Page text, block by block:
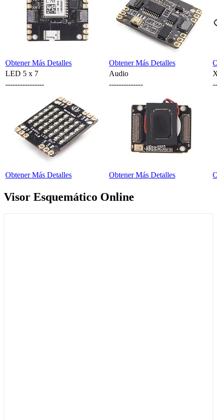
Obtener Más Detalles Obtener Más Detalles
LED 5 x 7
Audio
----------------
--------------
Obtener Más Detalles Obtener Más Detalles
Visor Esquemático Online